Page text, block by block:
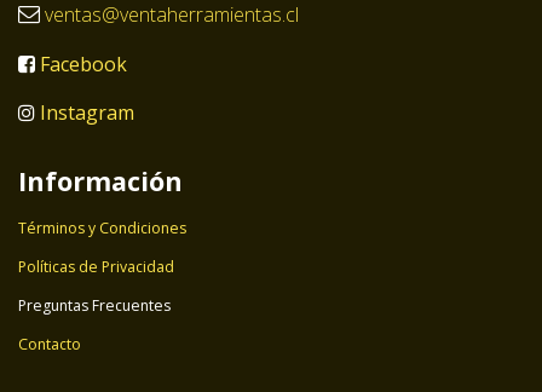
ventas@ventaherramientas.cl
Facebook
Instagram
Información
Términos y Condiciones
Políticas de Privacidad
Preguntas Frecuentes
Contacto